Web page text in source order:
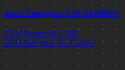
Asus Zephyrus G16 GA605KP
CPU Ryzen AI 7 350
GPU GeForce RTX 5070